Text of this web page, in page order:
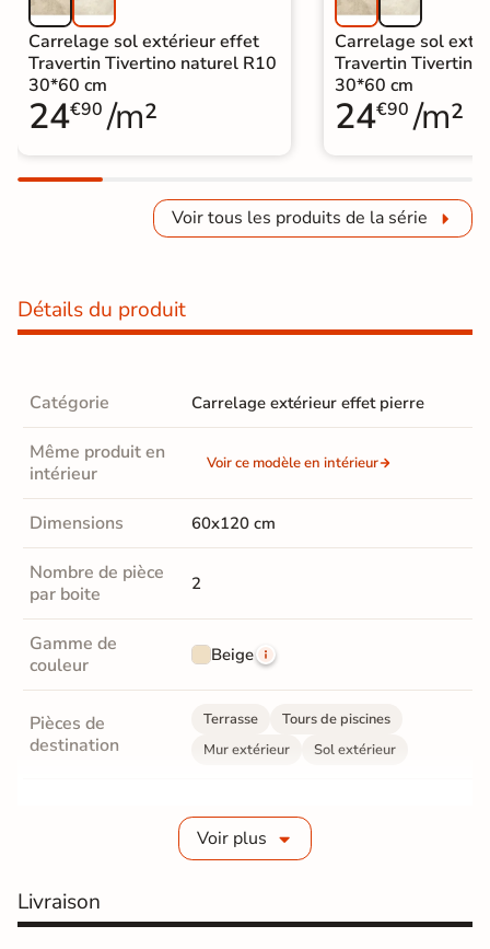
Carrelage sol extérieur effet
Travertin Tivertino naturel R10
30*60 cm
24€90 /m²
Carrelage sol
Travertin Tivertino
30*60 cm
24€90 /m²
Voir tous les produits de la série
Détails du produit
Catégorie Carrelage extérieur effet pierre
Même produit en
intérieur
Voir ce modèle en intérieur
Dimensions 60x120 cm
Nombre de pièce
par boite
2
Gamme de
couleur
Beige
Pièces de
destination
Terrasse
Tours de piscines
Mur extérieur
Sol extérieur
10 mm
Coefficient
antidérapant
Voir plus
Livraison